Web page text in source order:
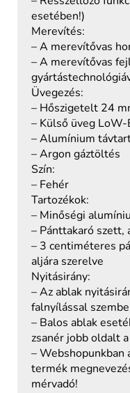
esetében!)
Merevítés:
– A merevítővas
– A merevítővas
Üvegezés:
– Hőszigetelt 24
– Külső üveg
– Alumínium
– Argon gáztöltés
Szín:
– Fehér
Tartozékok:
– Minőségi
– Pánttakaró szett,
– 3 centiméteres
aljára szerelve
Nyitásirány:
– Az ablak
falnyílással
– Balos ablak
zsanér jobb oldalt
– Webshopunkban
termék
mérvadó!